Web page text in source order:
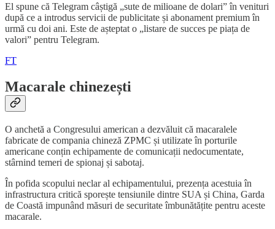
El spune că Telegram câștigă „sute de milioane de dolari” în venituri
după ce a introdus servicii de publicitate și abonament premium în
urmă cu doi ani. Este de așteptat o „listare de succes pe piața de
valori” pentru Telegram.
FT
Macarale chinezești
O anchetă a Congresului american a dezvăluit că macaralele
fabricate de compania chineză ZPMC și utilizate în porturile
americane conțin echipamente de comunicații nedocumentate,
stârnind temeri de spionaj și sabotaj.
În pofida scopului neclar al echipamentului, prezența acestuia în
infrastructura critică sporește tensiunile dintre SUA și China, Garda
de Coastă impunând măsuri de securitate îmbunătățite pentru aceste
macarale.